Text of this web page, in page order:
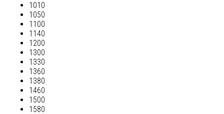
1010
1050
1100
1140
1200
1300
1330
1360
1380
1460
1500
1580